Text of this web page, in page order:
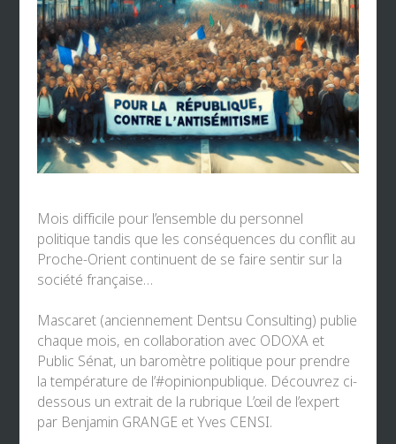
Mois difficile pour l’ensemble du personnel
politique tandis que les conséquences du conflit au
Proche-Orient continuent de se faire sentir sur la
société française…
Mascaret (anciennement Dentsu Consulting) publie
chaque mois, en collaboration avec ODOXA et
Public Sénat, un baromètre politique pour prendre
la température de l’#opinionpublique. Découvrez ci-
dessous un extrait de la rubrique L’œil de l’expert
par Benjamin GRANGE etYves CENSI.